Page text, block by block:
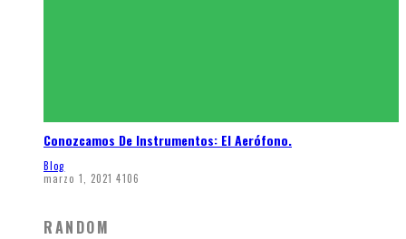
Conozcamos De Instrumentos: El Aerófono.
Blog
marzo 1, 2021 4106
RANDOM